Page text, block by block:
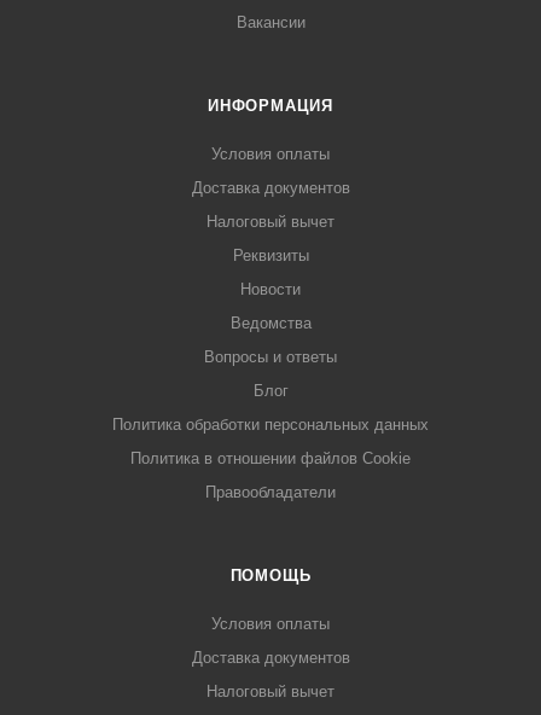
Вакансии
ИНФОРМАЦИЯ
Условия оплаты
Доставка документов
Налоговый вычет
Реквизиты
Новости
Ведомства
Вопросы и ответы
Блог
Политика обработки персональных данных
Политика в отношении файлов Cookie
Правообладатели
ПОМОЩЬ
Условия оплаты
Доставка документов
Налоговый вычет